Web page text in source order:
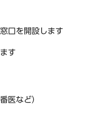
口を開設します
す
医など）